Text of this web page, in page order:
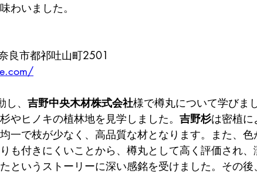
わいました。
良市都祁吐山町2501
、 吉野中央木材株式会社様で樽丸について学びま
やヒノキの植林地を見学しました。 吉野杉は密植に
一で枝が少なく、高品質な材となります。また、色
も付きにくいことから、樽丸として高く評価され、
というストーリーに深い感銘を受けました。その後